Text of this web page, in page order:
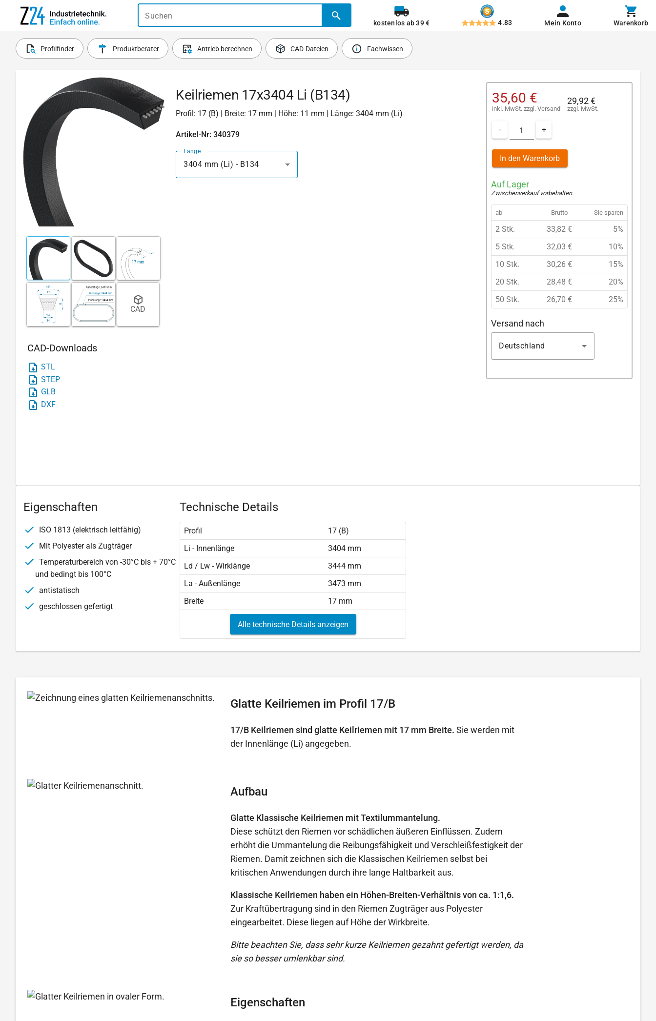
Suchen
kostenlos ab 39 € 4.83 Mein Konto Warenkorb
Profilfinder Produktberater Antrieb berechnen CAD-Dateien Fachwissen
CAD
CAD-Downloads
STL
STEP
GLB
DXF
Keilriemen 17x3404 Li (B134)
Profil: 17 (B) | Breite: 17 mm | Höhe: 11 mm | Länge: 3404 mm (Li)
Artikel-Nr: 340379
Länge
3404 mm (Li) - B134
35,60 €
inkl. MwSt. zzgl. Versand
29,92 €
zzgl. MwSt.
- +
In den Warenkorb
Auf Lager
Zwischenverkauf vorbehalten.
ab Brutto Sie sparen
2 Stk. 33,82 €
5%
5 Stk.
32,03 €
10%
10 Stk.
30,26 €
15%
20 Stk.
28,48 €
20%
50 Stk.
26,70 € 25%
Versand nach
Deutschland
Eigenschaften
ISO 1813 (elektrisch leitfähig)
Mit Polyester als Zugträger
Temperaturbereich von -30°C bis + 70°C
und bedingt bis 100°C
antistatisch
geschlossen gefertigt
Technische Details
Profil
17 (B)
Li - Innenlänge
3404 mm
Ld / Lw - Wirklänge
3444 mm
La - Außenlänge
3473 mm
Breite
17 mm
Alle technische Details anzeigen
Glatte Keilriemen im Profil 17/B
17/B Keilriemen sind glatte Keilriemen mit 17 mm Breite. Sie werden mit
der Innenlänge (Li) angegeben.
Aufbau
Glatte Klassische Keilriemen mit Textilummantelung.
Diese schützt den Riemen vor schädlichen äußeren Einflüssen. Zudem
erhöht die Ummantelung die Reibungsfähigkeit und Verschleißfestigkeit der
Riemen. Damit zeichnen sich die Klassischen Keilriemen selbst bei
kritischen Anwendungen durch ihre lange Haltbarkeit aus.
Klassische Keilriemen haben ein Höhen-Breiten-Verhältnis von ca. 1:1,6.
Zur Kraftübertragung sind in den Riemen Zugträger aus Polyester
eingearbeitet. Diese liegen auf Höhe der Wirkbreite.
Bitte beachten Sie, dass sehr kurze Keilriemen gezahnt gefertigt werden, da
sie so besser umlenkbar sind.
Eigenschaften